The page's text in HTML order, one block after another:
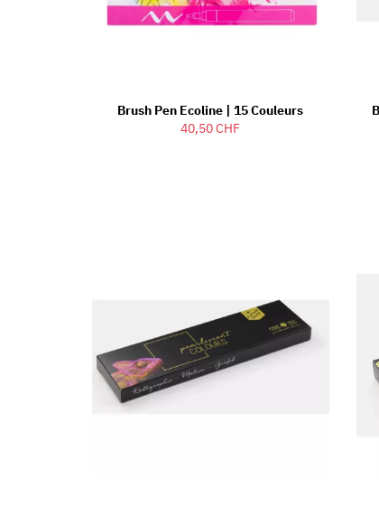
Brush Pen Ecoline | 15 Couleurs
40,50 CHF